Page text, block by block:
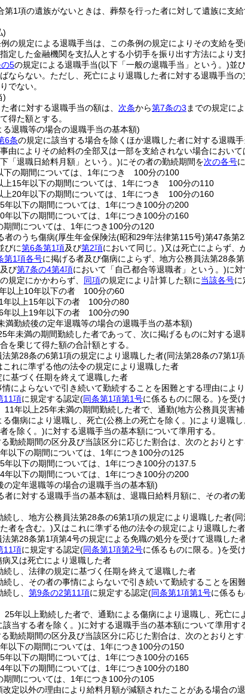
第1項の遺族がないときは、葬祭を行った者に対して遺族に支
)
例の規定による退職手当は、この条例の規定によりその支給を
定した金融機関を支払人とする小切手を振り出す方法により支
5の規定による退職手当(以下「一般の退職手当」という。)並
ならない。 ただし、死亡により退職した者に対する退職手当
でない。
)
者に対する退職手当の額は、 次条から第7条の3 までの規定に
得た額とする。
退職等の場合の退職手当の基本額)
6条の規定に該当する場合を除くほか退職した者に対する退職
由によりその給料の全部又は一部を支給されない場合におい
「退職日給料月額」という。)にその者の勤続期間を次の各号
下の期間については、1年につき 100分の100
上15年以下の期間については、1年につき 100分の110
上20年以下の期間については、1年につき 100分の160
年以下の期間については、1年につき100分の200
年以下の期間については、1年につき100分の160
期間については、1年につき100分の120
者のうち傷病(厚生年金保険法(昭和29年法律第115号)第47条第
びに第6条第1項及び第2項において同じ。)又は死亡によらず、
第1項各号に掲げる者及び傷病によらず、地方公務員法第28条
び第7条の4第4項において「自己都合等退職者」という。)に
の規定にかかわらず、 同項の規定により計算した額に当該各号に
以上10年以下の者 100分の60
年以上15年以下の者 100分の80
年以上19年以下の者 100分の90
満勤続後の定年退職等の場合の退職手当の基本額)
年未満の期間勤続した者であって、次に掲げるものに対する
を乗じて得た額の合計額とする。
法第28条の6第1項の規定により退職した者(同法第28条の7第1
これに準ずる他の法令の規定により退職した者
に基づく任期を終えて退職した者
情によらないで引き続いて勤続することを困難とする理由によ
11項に規定する認定(同条第1項第1号に係るものに限る。)を受
11年以上25年未満の期間勤続した者で、通勤(地方公務員災害
る傷病により退職し、死亡(公務上の死亡を除く。)により退職
を除く。)に対する退職手当の基本額について準用する。
勤続期間の区分及び当該区分に応じた割合は、次のとおりとす
以下の期間については、1年につき100分の125
年以下の期間については、1年につき100分の137.5
年以下の期間については、1年につき100分の200
の定年退職等の場合の退職手当の基本額)
者に対する退職手当の基本額は、退職日給料月額に、その者
続し、地方公務員法第28条の6第1項の規定により退職した者(同
者を含む。)又はこれに準ずる他の法令の規定により退職した者
法第28条第1項第4号の規定による免職の処分を受けて退職した
11項に規定する認定(同条第1項第2号に係るものに限る。)を受
病又は死亡により退職した者
続し、法律の規定に基づく任期を終えて退職した者
続し、その者の事情によらないで引き続いて勤続することを
し、 第9条の2第11項に規定する認定(同条第1項第1号に係る
25年以上勤続した者で、通勤による傷病により退職し、死亡
該当する者を除く。)に対する退職手当の基本額について準用す
勤続期間の区分及び当該区分に応じた割合は、次のとおりとす
以下の期間については、1年につき100分の150
年以下の期間については、1年につき100分の165
年以下の期間については、1年につき100分の180
期間については、1年につき100分の105
定以外の理由により給料月額が減額されたことがある場合の